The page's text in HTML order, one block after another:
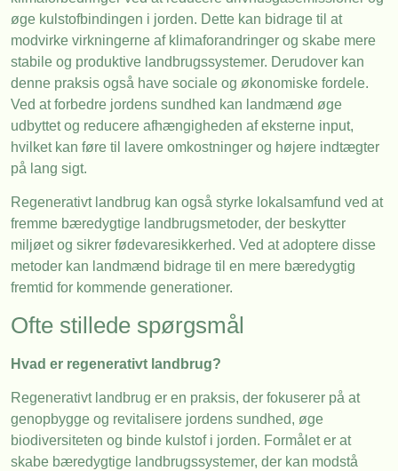
øge kulstofbindingen i jorden. Dette kan bidrage til at
modvirke virkningerne af klimaforandringer og skabe mere
stabile og produktive landbrugssystemer. Derudover kan
denne praksis også have sociale og økonomiske fordele.
Ved at forbedre jordens sundhed kan landmænd øge
udbyttet og reducere afhængigheden af eksterne input,
hvilket kan føre til lavere omkostninger og højere indtægter
på lang sigt.
Regenerativt landbrug kan også styrke lokalsamfund ved at
fremme bæredygtige landbrugsmetoder, der beskytter
miljøet og sikrer fødevaresikkerhed. Ved at adoptere disse
metoder kan landmænd bidrage til en mere bæredygtig
fremtid for kommende generationer.
Ofte stillede spørgsmål
Hvad er regenerativt landbrug?
Regenerativt landbrug er en praksis, der fokuserer på at
genopbygge og revitalisere jordens sundhed, øge
biodiversiteten og binde kulstof i jorden. Formålet er at
skabe bæredygtige landbrugssystemer, der kan modstå